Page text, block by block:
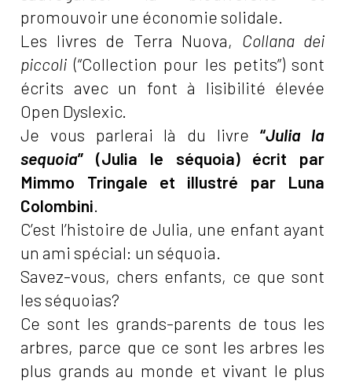
promouvoir une économie solidale.
Les livres de Terra Nuova, Collana dei
piccoli(“Collection pour les petits”) sont
écrits avec un font à lisibilité élevée
Open Dyslexic.
Je vous parlerai là du livre “Julia la
sequoia” (Julia le séquoia) écrit par
Mimmo Tringale et
illustré par Luna
Colombini
C’est l’histoire de Julia, une enfant ayant
un ami spécial: un séquoia.
Savez-vous, chers enfants, ce que sont
les séquoias?
Ce sont les grands-parents de tous les
arbres, parce que ce sont les arbres les
plus grands au monde et vivant le plus